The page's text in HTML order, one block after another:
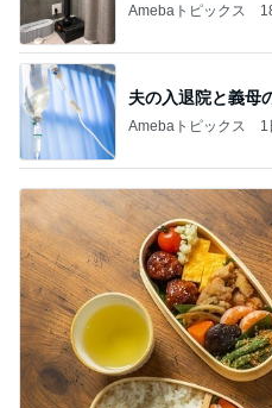
Amebaトピックス
夫の入退院と義母
Amebaトピックス 1